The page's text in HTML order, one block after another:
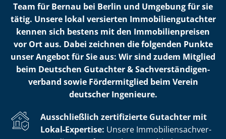
Team für Bernau bei Berlin und Umgebung für sie
tätig. Unsere lokal versierten Im­mo­bi­li­en­gut­ach­ter
kennen sich bestens mit den Im­mo­bi­li­en­prei­sen
vor Ort aus. Dabei zeichnen die folgenden Punkte
unser Angebot für Sie aus: Wir sind zudem Mitglied
beim Deutschen Gutachter & Sach­ver­stän­di­gen­
ver­band sowie Fördermitglied beim Verein
deutscher Ingenieure.
Ausschließlich zertifizierte Gutachter mit
Lokal-Expertise: Unsere Im­mo­bi­li­en­sach­ver­